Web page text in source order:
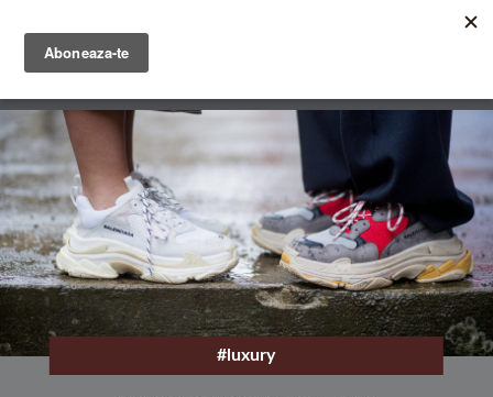
conţinutul
principal
#luxury